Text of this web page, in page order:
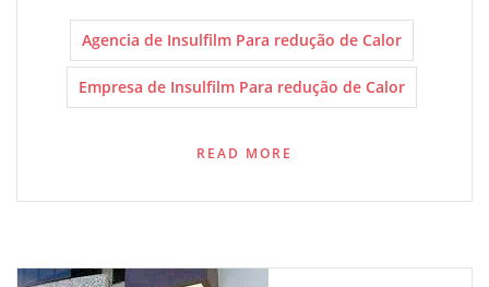
Agencia de Insulfilm Para redução de Calor
Empresa de Insulfilm Para redução de Calor
READ MORE